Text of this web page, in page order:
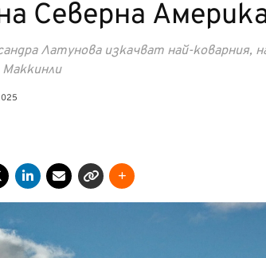
Северна
Латунова изкачват най-коварния,